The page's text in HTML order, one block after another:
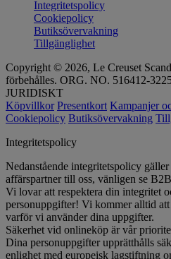
Integritetspolicy
Cookiepolicy
Butiksövervakning
Tillgänglighet
Copyright © 2026, Le Creuset
förbehålles. ORG. NO. 516412-
JURIDISKT
Köpvillkor Presentkort Kampanjer
Cookiepolicy Butiksövervakning
Integritetspolicy
Nedanstående integritetspolicy
affärspartner till oss, vänligen se
Vi lovar att respektera din integritet
personuppgifter! Vi kommer alltid
varför vi använder dina uppgifter.
Säkerhet vid onlineköp är vår
Dina personuppgifter upprätthålls
enlighet med europeisk lagstiftning